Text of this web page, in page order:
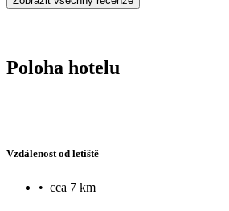
Poloha hotelu
Vzdálenost od letiště
• cca 7 km